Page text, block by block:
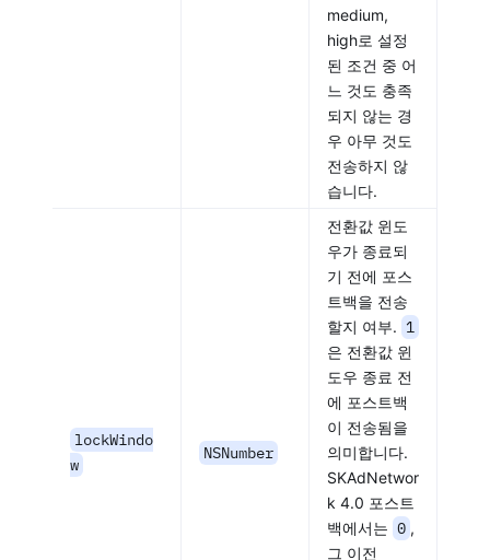
medium,
high로 설정
된 조건 중 어
느 것도 충족
되지 않는 경
우 아무 것도
전송하지 않
습니다.
lockWindo
w
NSNumber
전환값 윈도
우가 종료되
기 전에 포스
트백을 전송
할지 여부. 1
은 전환값 윈
도우 종료 전
에 포스트백
이 전송됨을
의미합니다.
SKAdNetwor
k 4.0 포스트
백에서는 0 ,
그 이전